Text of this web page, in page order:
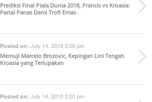
Prediksi Final Piala Dunia 2018, Prancis vs Kroasia:
Partai Panas Demi Trofi Emas
Posted on: July 14, 2018 5:00 pm
Memuji Marcelo Brozovic, Kepingan Lini Tengah
Kroasia yang Terlupakan
Posted on: July 14, 2018 3:00 pm